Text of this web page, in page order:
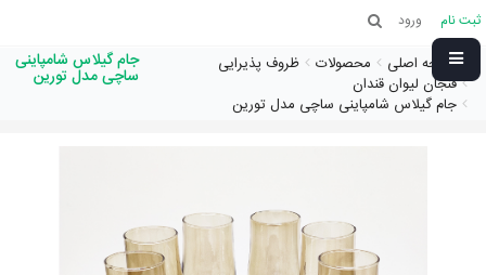
ثبت نام ورود
صفحه اصلی محصولات
ظروف پذیرایی
فنجان لیوان قندان
جام گیلاس شامپاینی ساچی مدل تورین
جام گیلاس شامپاینی
ساچی مدل تورین